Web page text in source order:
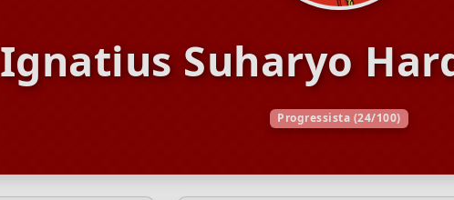
Ignatius Suharyo
Progressista (24/100)